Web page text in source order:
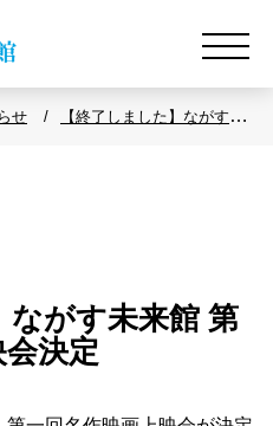
せ
【終了しました】ながす未来
ながす未来館 第
決定